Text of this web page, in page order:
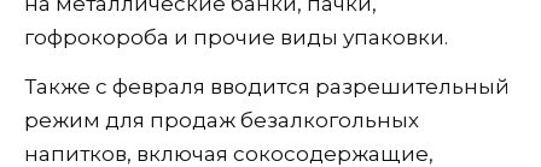
гофрокороба и прочие виды упаковки.
Также с февраля вводится разрешительный
режим для продаж безалкогольных
напитков, включая сокосодержащие,